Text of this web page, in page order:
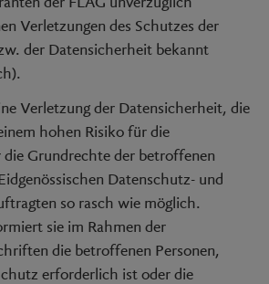
Verletzungen des Schutzes der
der Datensicherheit bekannt
Verletzung der Datensicherheit, die
hohen Risiko für die
Grundrechte der betroffenen
Datenschutz- und
so rasch wie möglich.
sie im Rahmen der
die betroffenen Personen,
erforderlich ist oder die